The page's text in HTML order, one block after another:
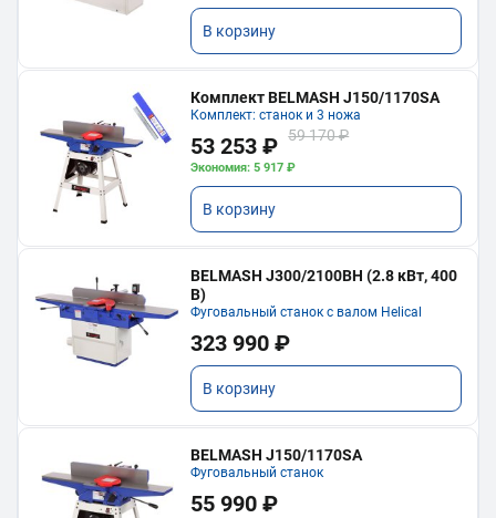
В корзину
Комплект BELMASH J150/1170SA
Комплект: станок и 3 ножа
53 253 ₽ 59 170 ₽
Экономия: 5 917 ₽
В корзину
BELMASH J300/2100ВH (2.8 кВт, 400
В)
Фуговальный станок с валом Helical
323 990 ₽
В корзину
BELMASH J150/1170SA
Фуговальный станок
55 990 ₽